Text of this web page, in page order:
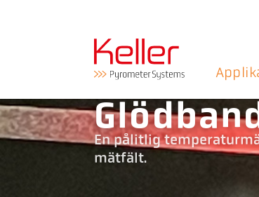
En pålitlig
mätfält.